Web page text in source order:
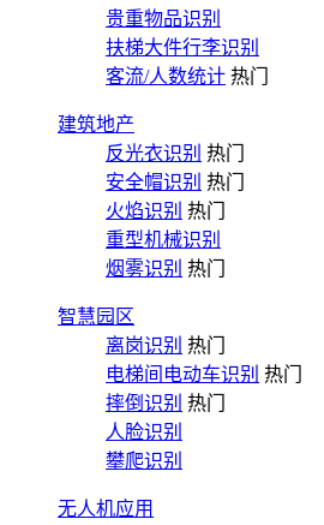
贵重物品识别
扶梯大件行李识别
客流/人数统计 热门
建筑地产
反光衣识别 热门
安全帽识别 热门
火焰识别 热门
重型机械识别
烟雾识别 热门
智慧园区
离岗识别 热门
电梯间电动车识别 热门
摔倒识别 热门
人脸识别
攀爬识别
无人机应用